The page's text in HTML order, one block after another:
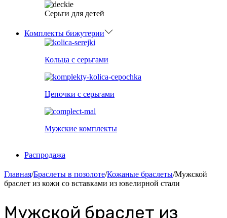
Серьги для детей
Комплекты бижутерии
Кольца с серьгами
Цепочки с серьгами
Мужские комплекты
Распродажа
Главная/Браслеты в позолоте/Кожаные браслеты/Мужской
браслет из кожи со вставками из ювелирной стали
Мужской браслет из